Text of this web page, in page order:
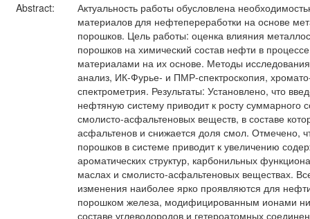
Abstract:
Актуальность работы обусловлена
материалов для нефтепереработки на основе
порошков. Цель работы: оценка влияния
порошков на химический состав нефти в
материалами на их основе. Методы
анализ, ИК-Фурье- и ПМР-спектроскопия,
спектрометрия. Результаты: Установлено, что
нефтяную систему приводит к росту суммарного
смолисто-асфальтеновых веществ, в составе
асфальтенов и снижается доля смол. Отмечено,
порошков в системе приводит к увеличению
ароматических структур, карбонильных
маслах и смолисто-асфальтеновых веществах.
изменения наиболее ярко проявляются для
порошком железа, модифицированным ионами
составе углеводородов и гетероатомных